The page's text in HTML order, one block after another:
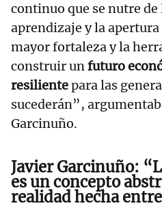
continuo que se nutre
aprendizaje y la
mayor fortaleza y la
construir unfuturo
resilientepara las
sucederán”,
Garcinuño.
Javier Garcinuño:
es un concepto
realidad hecha